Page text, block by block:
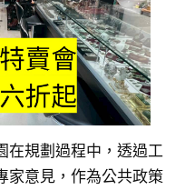
在規劃過程中，透過工
家意見，作為公共政策